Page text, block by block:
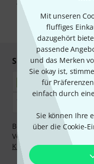
Mit unseren
fluffiges
dazugehört
passende
und das Merken
Sie okay ist,
für
einfach durch
Sie können Ihre
über die Cookie-
Abmeldung ist jederzeit
Sicher einkaufen &
Bezahlen Sie
Vorkasse, PayPal,
Klarna Ratenzahlung